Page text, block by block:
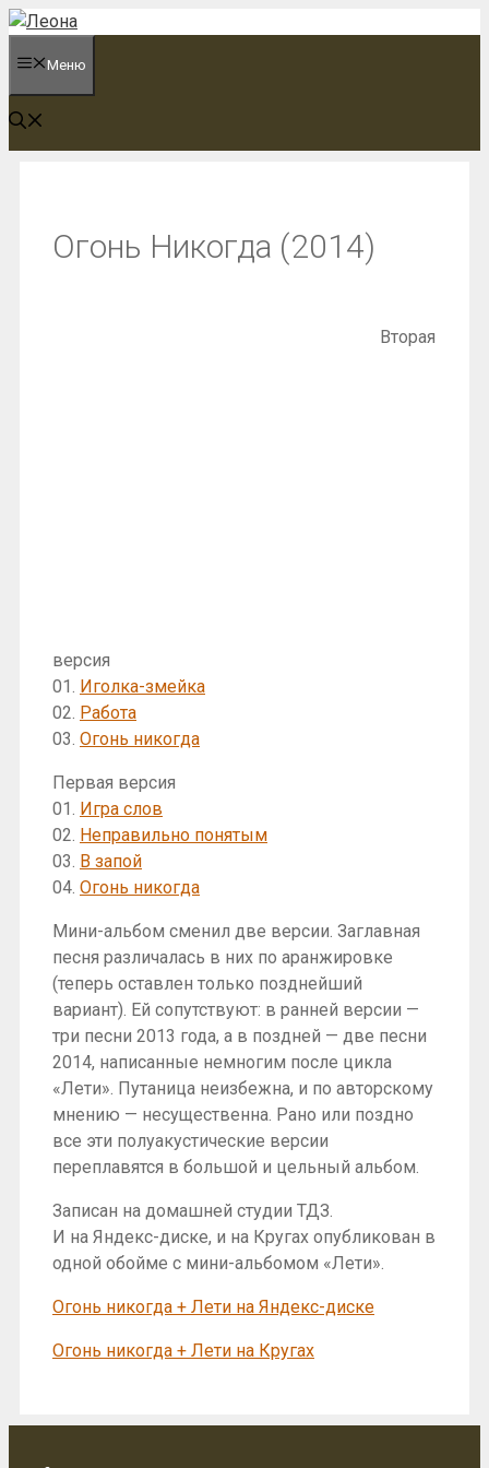
Перейти
содержимому
Меню
Огонь Никогда (2014)
Вторая
версия
01. Иголка-змейка
02. Работа
03. Огонь никогда
Первая версия
01. Игра слов
02. Неправильно понятым
03. В запой
04. Огонь никогда
Мини-альбом сменил две версии. Заглавная
песня различалась в них по аранжировке
(теперь оставлен только позднейший
вариант). Ей сопутствуют: в ранней версии —
три песни 2013 года, а в поздней — две песни
2014, написанные немногим после цикла
«Лети». Путаница неизбежна, и по авторскому
мнению — несущественна. Рано или поздно
все эти полуакустические версии
переплавятся в большой и цельный альбом.
Записан на домашней студии ТДЗ.
И на Яндекс-диске, и на Кругах опубликован в
одной обойме с мини-альбомом «Лети».
Огонь никогда + Лети на Яндекс-диске
Огонь никогда + Лети на Кругах